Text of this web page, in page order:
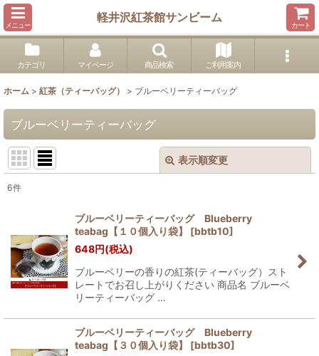
メニュー
軽井沢紅茶館サンビーム
カート
カテゴリ マイページ 商品検索 ご利用案内
ホーム > 紅茶（ティーバッグ） > ブルーベリーティーバッグ
ブルーベリーティーバッグ
表示順変更
並び順:
絞り込む
6件
ブルーベリーティーバッグ Blueberry
teabag【１０個入り袋】
[bbtb10]
648円(税込)
ブルーベリーの香りの紅茶(ティーバッグ）スト
レートでお召し上がりください 商品名 ブルーベ
リーティーバッグ …
ブルーベリーティーバッグ Blueberry
teabag【３０個入り袋】
[bbtb30]